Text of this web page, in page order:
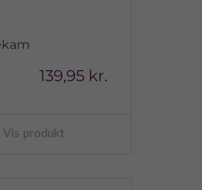
139,95 kr.
Vis produkt